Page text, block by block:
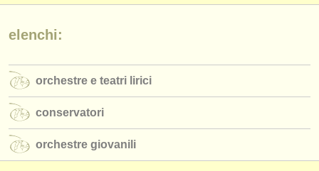
strumenti rubati
elenchi:
conservatori
orchestre giovanili
musicalchairs:
elenchi:
orchestre e teatri lirici
conservatori
orchestre giovanili